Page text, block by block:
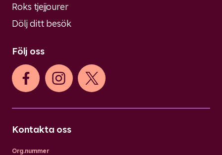
Roks tjejjourer
Dölj ditt besök
Följ oss
Kontakta oss
Org.nummer